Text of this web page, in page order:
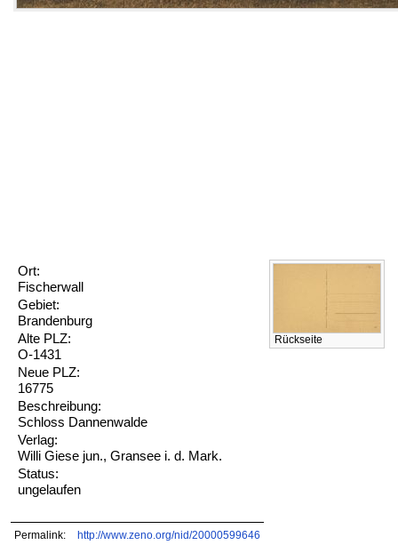
Rückseite
Ort:
Fischerwall
Gebiet:
Brandenburg
Alte PLZ:
O-1431
Neue PLZ:
16775
Beschreibung:
Schloss Dannenwalde
Verlag:
Willi Giese jun., Gransee i. d. Mark.
Status:
ungelaufen
Permalink: http://www.zeno.org/nid/20000599646